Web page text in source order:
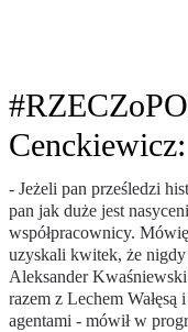
- Jeżeli pan prześledzi
pan jak duże jest
współpracownicy.
uzyskali kwitek, że nigdy
Aleksander
razem z Lechem
agentami - mówił w